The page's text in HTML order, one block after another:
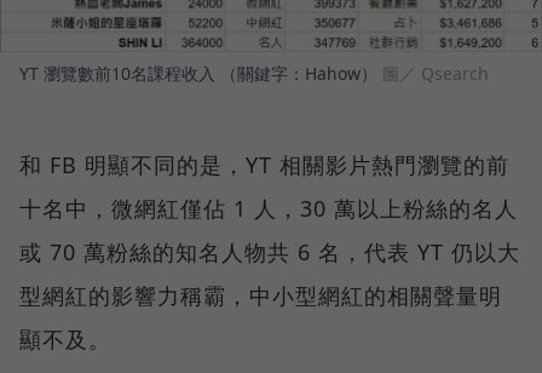
YT 瀏覽數前10名課程收入 （關鍵字：Hahow） 圖／ Qsearch
和 FB 明顯不同的是，YT 相關影片熱門瀏覽的前
十名中，微網紅僅佔 1 人，30 萬以上粉絲的名人
或 70 萬粉絲的知名人物共 6 名，代表 YT 仍以大
型網紅的影響力稱霸，中小型網紅的相關聲量明
顯不及。